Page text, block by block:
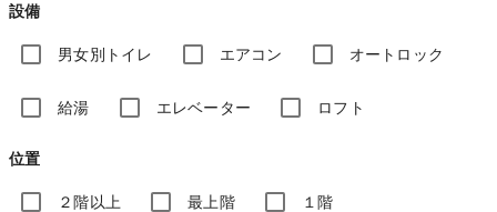
設備
男女別トイレ エアコン オートロック
給湯 エレベーター ロフト
位置
２階以上 最上階 １階